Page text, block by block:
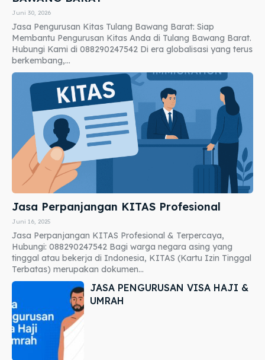
Juni 30, 2026
Jasa Pengurusan Kitas Tulang Bawang Barat: Siap
Membantu Pengurusan Kitas Anda di Tulang Bawang Barat.
Hubungi Kami di 088290247542 Di era globalisasi yang terus
berkembang,...
Jasa Perpanjangan KITAS Profesional
Juni 16, 2025
Jasa Perpanjangan KITAS Profesional & Terpercaya,
Hubungi: 088290247542 Bagi warga negara asing yang
tinggal atau bekerja di Indonesia, KITAS (Kartu Izin Tinggal
Terbatas) merupakan dokumen...
JASA PENGURUSAN VISA HAJI &
UMRAH